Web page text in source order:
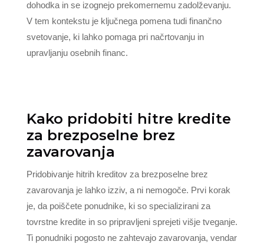
dohodka in se izognejo prekomernemu zadolževanju.
V tem kontekstu je ključnega pomena tudi finančno
svetovanje, ki lahko pomaga pri načrtovanju in
upravljanju osebnih financ.
Kako pridobiti hitre kredite
za brezposelne brez
zavarovanja
Pridobivanje hitrih kreditov za brezposelne brez
zavarovanja je lahko izziv, a ni nemogoče. Prvi korak
je, da poiščete ponudnike, ki so specializirani za
tovrstne kredite in so pripravljeni sprejeti višje tveganje.
Ti ponudniki pogosto ne zahtevajo zavarovanja, vendar